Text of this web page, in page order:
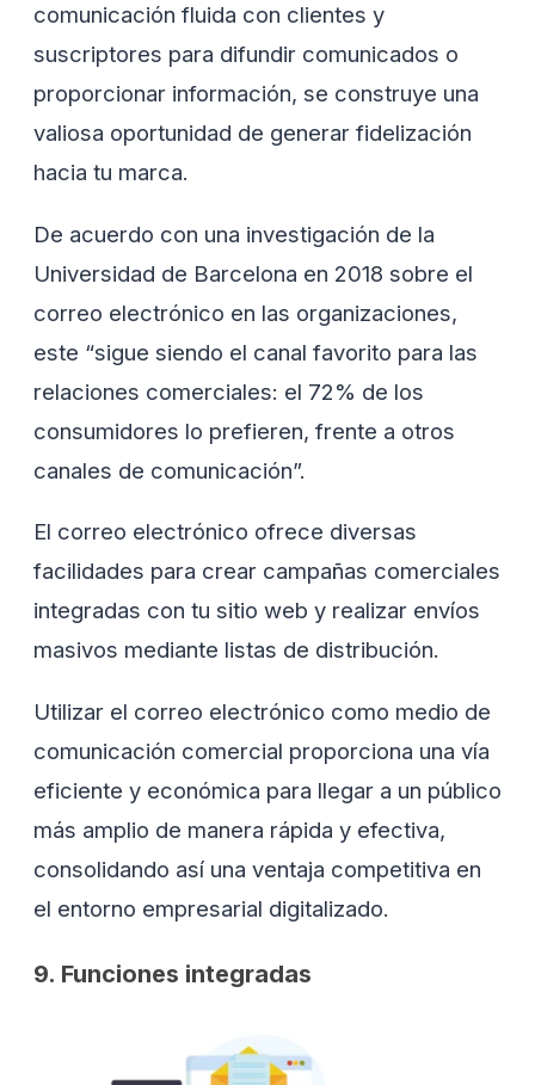
comunicación fluida con clientes y
suscriptores para difundir comunicados o
proporcionar información, se construye una
valiosa oportunidad de generar fidelización
hacia tu marca.
De acuerdo con una investigación de la
Universidad de Barcelona en 2018 sobre el
correo electrónico en las organizaciones,
este “sigue siendo el canal favorito para las
relaciones comerciales: el 72% de los
consumidores lo prefieren, frente a otros
canales de comunicación”.
El correo electrónico ofrece diversas
facilidades para crear campañas comerciales
integradas con tu sitio web y realizar envíos
masivos mediante listas de distribución.
Utilizar el correo electrónico como medio de
comunicación comercial proporciona una vía
eficiente y económica para llegar a un público
más amplio de manera rápida y efectiva,
consolidando así una ventaja competitiva en
el entorno empresarial digitalizado.
9. Funciones integradas